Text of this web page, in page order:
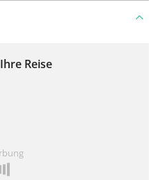
Reise